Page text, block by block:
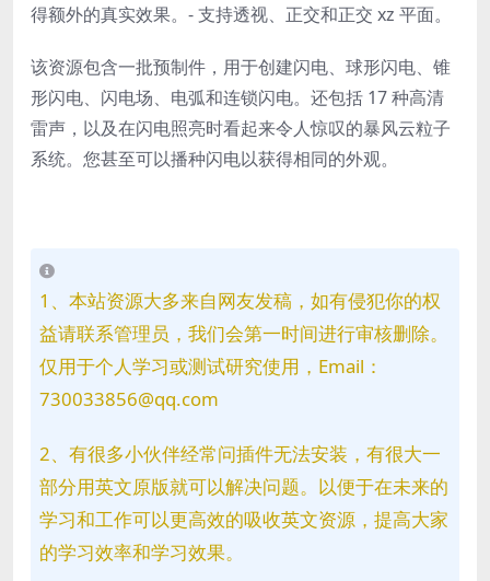
得额外的真实效果。- 支持透视、正交和正交 xz 平面。
该资源包含一批预制件，用于创建闪电、球形闪电、锥
形闪电、闪电场、电弧和连锁闪电。还包括 17 种高清
雷声，以及在闪电照亮时看起来令人惊叹的暴风云粒子
系统。您甚至可以播种闪电以获得相同的外观。
1、本站资源大多来自网友发稿，如有侵犯你的权
益请联系管理员，我们会第一时间进行审核删除。
仅用于个人学习或测试研究使用，Email：
730033856@qq.com
2、有很多小伙伴经常问插件无法安装，有很大一
部分用英文原版就可以解决问题。以便于在未来的
学习和工作可以更高效的吸收英文资源，提高大家
的学习效率和学习效果。